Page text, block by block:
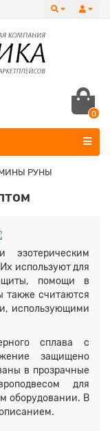
0
РУНЫ
используют для
помощи в
также считаются
использующими
сплава с
защищено
в прозрачные
для
оборудовании. В